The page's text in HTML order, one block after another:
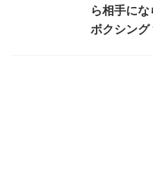
ら相手に
ボクシン